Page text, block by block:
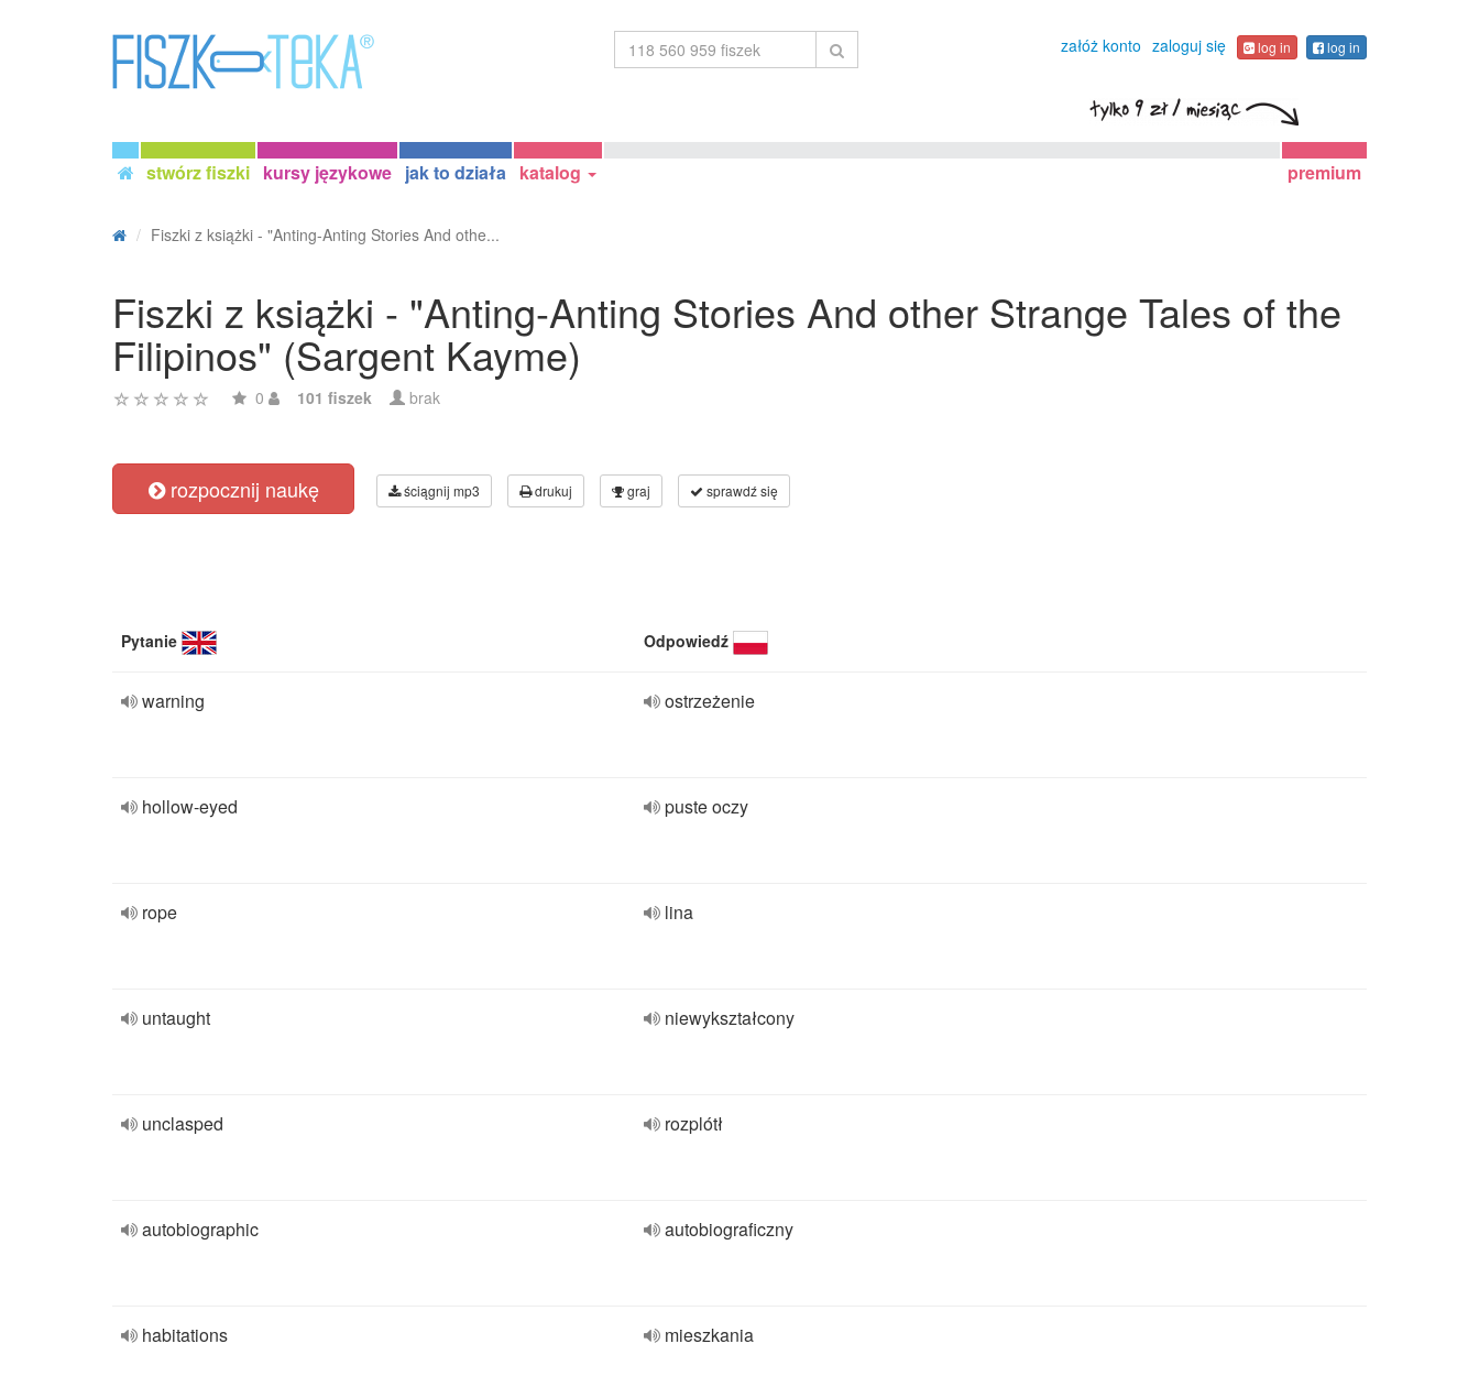
załóż konto zaloguj się log in log in
stwórz fiszki kursy językowe jak to działa katalog premium
Fiszki z książki - "Anting-Anting Stories And othe...
Fiszki z książki - "Anting-Anting Stories And other Strange Tales of the
Filipinos" (Sargent Kayme)
0 101 fiszek brak
rozpocznij naukę ściągnij mp3 drukuj graj sprawdź się
Pytanie Odpowiedź
warning ostrzeżenie
hollow-eyed puste oczy
rope lina
untaught niewykształcony
unclasped rozplótł
autobiographic autobiograficzny
habitations mieszkania